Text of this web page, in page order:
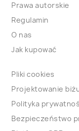
Prawa autorskie
Regulamin
O nas
Jak kupować
Pliki cookies
Projektowanie
Polityka
Bezpieczeństwo